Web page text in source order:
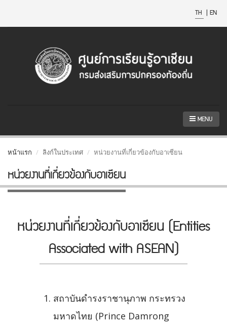
TH | EN
MENU
หน้าแรก ลิงก์ในประเทศ หน่วยงานที่เกี่ยวข้องกับอาเซียน
หน่วยงานที่เกี่ยวข้องกับอาเซียน
หน่วยงานที่เกี่ยวข้องกับอาเซียน (Entities
Associated with ASEAN)
สถาบันดำรงราชานุภาพ กระทรวง
มหาดไทย (Prince Damrong